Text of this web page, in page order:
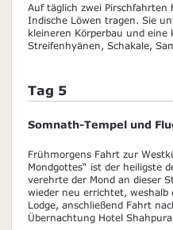
Auf täglich zwei Pirschfahrten
Indische Löwen tragen. Sie
kleineren Körperbau und eine
Streifenhyänen, Schakale,
Tag 5
Somnath-Tempel und
Frühmorgens Fahrt zur
Mondgottes“ ist der heiligste
verehrte der Mond an dieser
wieder neu errichtet, weshalb
Lodge, anschließend Fahrt
Übernachtung Hotel